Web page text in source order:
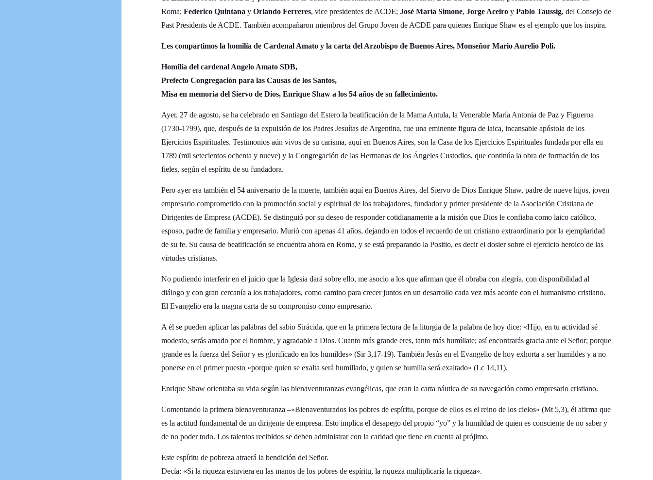
Roma;Federico Quintana yOrlando Ferreres, vice presidentes de ACDE;José María Simone,Jorge Aceiro yPablo Taussig, del Consejo de
Past Presidents de ACDE. También acompañaron miembros del Grupo Joven de ACDE para quienes Enrique Shaw es el ejemplo que los inspira.
Les compartimos la homilía de Cardenal Amato y la carta del Arzobispo de Buenos Aires, Monseñor Mario Aurelio Poli.
Homilía del cardenal Angelo Amato SDB,
Prefecto Congregación para las Causas de los Santos,
Misa en memoria del Siervo de Dios, Enrique Shaw a los 54 años de su fallecimiento.
Ayer, 27 de agosto, se ha celebrado en Santiago del Estero la beatificación de la Mama Antula, la Venerable María Antonia de Paz y Figueroa
(1730-1799), que, después de la expulsión de los Padres Jesuítas de Argentina, fue una eminente figura de laica, incansable apóstola de los
Ejercicios Espirituales. Testimonios aún vivos de su carisma, aquí en Buenos Aires, son la Casa de los Ejercicios Espirituales fundada por ella en
1789 (mil setecientos ochenta y nueve) y la Congregación de las Hermanas de los Ángeles Custodios, que continúa la obra de formación de los
fieles, según el espíritu de su fundadora.
Pero ayer era también el 54 aniversario de la muerte, también aquí en Buenos Aires, del Siervo de Dios Enrique Shaw, padre de nueve hijos, joven
empresario comprometido con la promoción social y espiritual de los trabajadores, fundador y primer presidente de la Asociación Cristiana de
Dirigentes de Empresa (ACDE). Se distinguió por su deseo de responder cotidianamente a la misión que Dios le confiaba como laico católico,
esposo, padre de familia y empresario. Murió con apenas 41 años, dejando en todos el recuerdo de un cristiano extraordinario por la ejemplaridad
de su fe. Su causa de beatificación se encuentra ahora en Roma, y se está preparando la Positio, es decir el dosier sobre el ejercicio heroico de las
virtudes cristianas.
No pudiendo interferir en el juicio que la Iglesia dará sobre ello, me asocio a los que afirman que él obraba con alegría, con disponibilidad al
diálogo y con gran cercanía a los trabajadores, como camino para crecer juntos en un desarrollo cada vez más acorde con el humanismo cristiano.
El Evangelio era la magna carta de su compromiso como empresario.
A él se pueden aplicar las palabras del sabio Sirácida, que en la primera lectura de la liturgia de la palabra de hoy dice: «Hijo, en tu actividad sé
modesto, serás amado por el hombre, y agradable a Dios. Cuanto más grande eres, tanto más humíllate; así encontrarás gracia ante el Señor; porque
grande es la fuerza del Señor y es glorificado en los humildes» (Sir 3,17-19). También Jesús en el Evangelio de hoy exhorta a ser humildes y a no
ponerse en el primer puesto «porque quien se exalta será humillado, y quien se humilla será exaltado» (Lc 14,11).
Enrique Shaw orientaba su vida según las bienaventuranzas evangélicas, que eran la carta náutica de su navegación como empresario cristiano.
Comentando la primera bienaventuranza –«Bienaventurados los pobres de espíritu, porque de ellos es el reino de los cielos» (Mt 5,3), él afirma que
es la actitud fundamental de un dirigente de empresa. Esto implica el desapego del propio “yo” y la humildad de quien es consciente de no saber y
de no poder todo. Los talentos recibidos se deben administrar con la caridad que tiene en cuenta al prójimo.
Este espíritu de pobreza atraerá la bendición del Señor.
Decía: «Si la riqueza estuviera en las manos de los pobres de espíritu, la riqueza multiplicaría la riqueza».